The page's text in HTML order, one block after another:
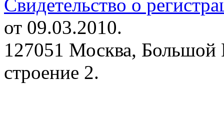
Свидетельство о
от 09.03.2010.
127051 Москва, Большой
строение 2.